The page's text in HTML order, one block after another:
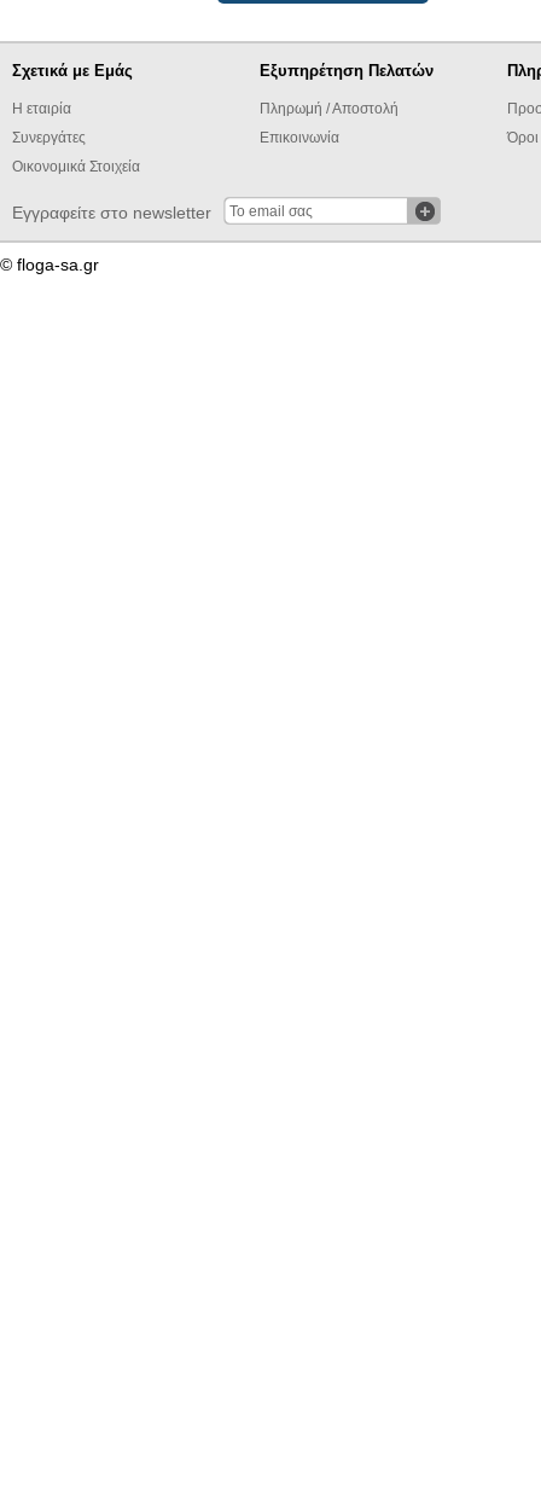
Σχετικά με Εμάς
Η εταιρία
Συνεργάτες
Οικονομικά Στοιχεία
Εξυπηρέτηση Πελατών
Πληρωμή / Αποστολή
Επικοινωνία
Εγγραφείτε στο newsletter
© floga-sa.gr